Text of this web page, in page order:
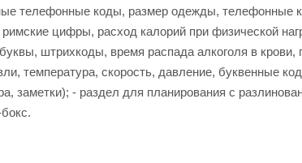
телефонные коды, размер одежды, телефонные
цифры, расход калорий при физической
штрихкоды, время распада алкоголя в
температура, скорость, давление, буквенные
заметки); - раздел для планирования с